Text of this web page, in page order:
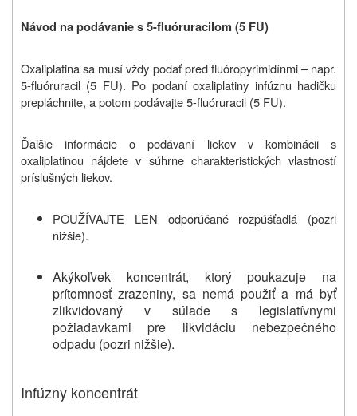
Návod na podávanie s 5-fluóruracilom (5 FU)
Oxaliplatina sa musí vždy podať pred fluóropyrimidínmi – napr.
5-fluóruracil (5 FU). Po podaní oxaliplatiny infúznu hadičku
prepláchnite, a potom podávajte 5-fluóruracil (5 FU).
Ďalšie informácie o podávaní liekov v kombinácii s
oxaliplatinou nájdete v súhrne charakteristických vlastností
príslušných liekov.
POUŽÍVAJTE LEN odporúčané rozpúšťadlá (pozri
nižšie).
Akýkoľvek koncentrát, ktorý poukazuje na
prítomnosť zrazeniny, sa nemá použiť a má byť
zlikvidovaný v súlade s legislatívnymi
požiadavkami pre likvidáciu nebezpečného
odpadu (pozri nižšie).
Infúzny koncentrát